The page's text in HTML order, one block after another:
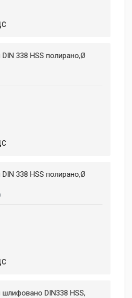
338 HSS полирано,Ø
338 HSS полирано,Ø
DIN338 HSS,